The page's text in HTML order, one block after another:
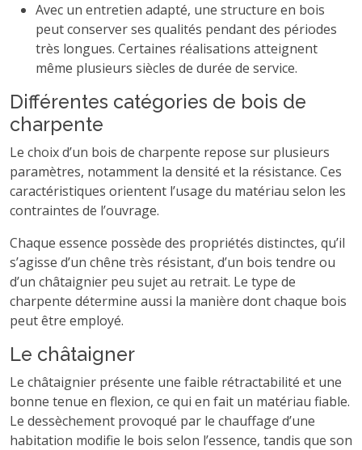
Avec un entretien adapté, une structure en bois
peut conserver ses qualités pendant des périodes
très longues. Certaines réalisations atteignent
même plusieurs siècles de durée de service.
Différentes catégories de bois de
charpente
Le choix d’un bois de charpente repose sur plusieurs
paramètres, notamment la densité et la résistance. Ces
caractéristiques orientent l’usage du matériau selon les
contraintes de l’ouvrage.
Chaque essence possède des propriétés distinctes, qu’il
s’agisse d’un chêne très résistant, d’un bois tendre ou
d’un châtaignier peu sujet au retrait. Le type de
charpente détermine aussi la manière dont chaque bois
peut être employé.
Le châtaigner
Le châtaignier présente une faible rétractabilité et une
bonne tenue en flexion, ce qui en fait un matériau fiable.
Le dessèchement provoqué par le chauffage d’une
habitation modifie le bois selon l’essence, tandis que son